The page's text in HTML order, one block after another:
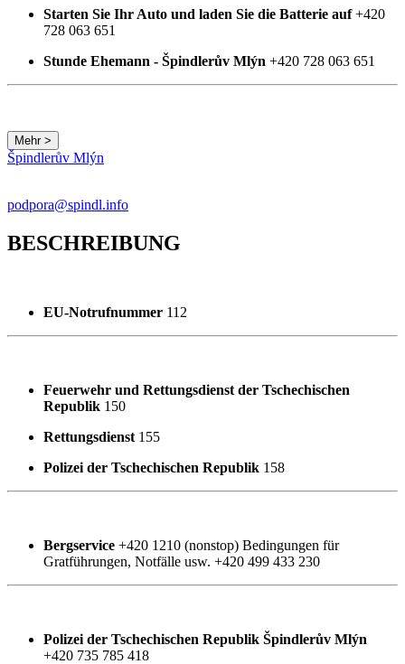
Starten Sie Ihr Auto und laden Sie die Batterie auf+420
728 063 651
Stunde Ehemann - Špindlerův Mlýn +420 728 063 651
Mehr >
Špindlerův Mlýn
podpora@spindl.info
BESCHREIBUNG
EU-Notrufnummer 112
Feuerwehr und Rettungsdienst der Tschechischen
Republik 150
Rettungsdienst 155
Polizei der Tschechischen Republik 158
Bergservice +420 1210 (nonstop) Bedingungen für
Gratführungen, Notfälle usw. +420 499 433 230
Polizei der Tschechischen Republik Špindlerův Mlýn
+420 735 785 418